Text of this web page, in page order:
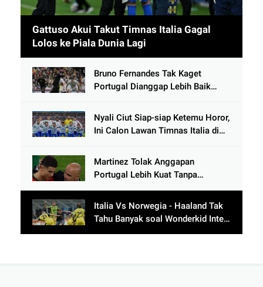
Gattuso Akui Takut Timnas Italia Gagal
Lolos ke Piala Dunia Lagi
Bruno Fernandes Tak Kaget
Portugal Dianggap Lebih Baik
Cetak 9 Gol
Nyali Ciut Siap-siap Ketemu Horor,
Ini Calon Lawan Timnas Italia di
Martinez Tolak Anggapan
Portugal Lebih Kuat Tanpa
di Bawah Thailand
Italia Vs Norwegia - Haaland Tak
Tahu Banyak soal Wonderkid Inter
Milan